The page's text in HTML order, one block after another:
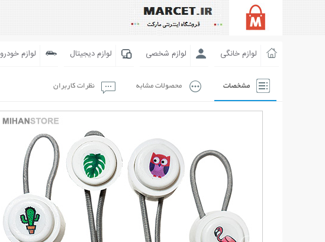
لوازم خانگی لوازم شخصی لوازم دیجیتال لوازم خودرو
مشخصات محصولات مشابه نظرات کاربران